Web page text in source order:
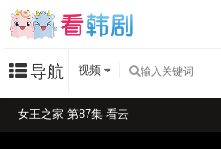
导航 视频
女王之家 第87集 看云